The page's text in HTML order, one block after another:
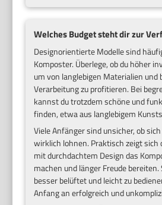
Welches Budget steht dir zur
Designorientierte Modelle sind
Komposter. Überlege, ob du höher
um von langlebigen Materialien und
Verarbeitung zu profitieren. Bei
kannst du trotzdem schöne und
finden, etwa aus langlebigem
Viele Anfänger sind unsicher, ob
wirklich lohnen. Praktisch zeigt sich
mit durchdachtem Design das
machen und länger Freude
besser belüftet und leicht zu
Anfang an erfolgreich und